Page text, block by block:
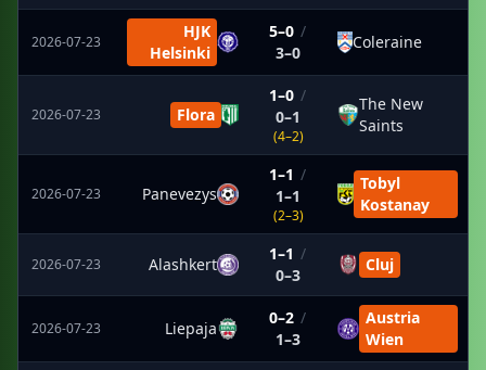
2026-07-23
HJK
Helsinki
5–0 /
3–0
Coleraine
2026-07-23 Flora
1–0 /
0–1
(4–2)
The New
Saints
2026-07-23 Panevezys
1–1 /
1–1
(2–3)
Tobyl
Kostanay
2026-07-23 Alashkert
1–1 /
0–3
Cluj
2026-07-23 Liepaja
0–2 /
1–3
Austria
Wien